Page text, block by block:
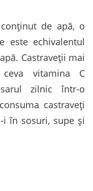
de apă, o
este echivalentul
Castraveţii mai
vitamina C
zilnic într-o
castraveţi
în sosuri, supe şi